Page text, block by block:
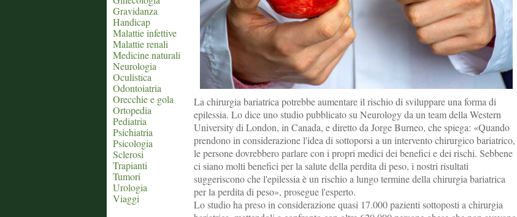
Gravidanza
Handicap
Malattie infettive
Malattie renali
Medicine naturali
Neurologia
Oculistica
Odontoiatria
Orecchie e gola
Ortopedia
Pediatria
Psichiatria
Psicologia
Sclerosi
Trapianti
Tumori
Urologia
Viaggi
La chirurgia bariatrica potrebbe aumentare il rischio di sviluppare una forma di
epilessia. Lo dice uno studio pubblicato su Neurology da un team della Western
University di London, in Canada, e diretto da Jorge Burneo, che spiega: «Quando
prendono in considerazione l'idea di sottoporsi a un intervento chirurgico bariatrico,
le persone dovrebbero parlare con i propri medici dei benefici e dei rischi. Sebbene
ci siano molti benefici per la salute della perdita di peso, i nostri risultati
suggeriscono che l'epilessia è un rischio a lungo termine della chirurgia bariatrica
per la perdita di peso», prosegue l'esperto.
Lo studio ha preso in considerazione quasi 17.000 pazienti sottoposti a chirurgia